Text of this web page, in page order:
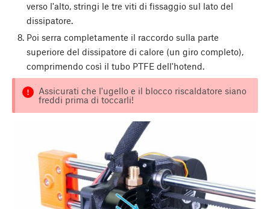
verso l'alto, stringi le tre viti di fissaggio sul lato del
dissipatore.
Poi serra completamente il raccordo sulla parte
superiore del dissipatore di calore (un giro completo),
comprimendo così il tubo PTFE dell'hotend.
Assicurati che l'ugello e il blocco riscaldatore siano
freddi prima di toccarli!